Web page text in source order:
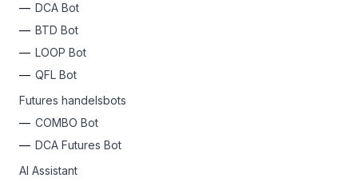
DCA Bot
BTD Bot
LOOP Bot
QFL Bot
Futures handelsbots
COMBO Bot
DCA Futures Bot
AI Assistant